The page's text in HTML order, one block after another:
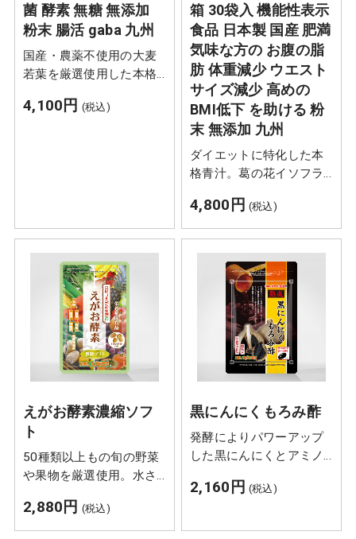
菌 酵素 無糖 無添加
粉末 腸活 gaba 九州
国産・農薬不使用の大麦
若葉を厳選使用した本格
させ、一時的な疲労感や
4,100円 (税込)
箱 30袋入 機能性表示
食品 日本製 国産 肥満
気味な方の お腹の脂
肪 体重減少 ウエスト
サイズ減少 高めの
BMI低下 を助ける 粉
末 無添加 九州
ダイエットに特化した本
格青汁。葛の花イソフラ
腹の脂肪や体重を減らす
のを助けます。国産・農
選使用しています。※ダ
イエットとは成分や栄養
を規定した食事のことで
4,800円 (税込)
えがお酵素濃縮ソフ
ト
50種類以上もの旬の野菜
や果物を厳選使用。水さ
けで３年間以上熟成・発
酵させて抽出した酵素の
2,880円 (税込)
黒にんにくもろみ酢
発酵によりパワーアップ
した黒にんにくとアミノ
2,160円 (税込)